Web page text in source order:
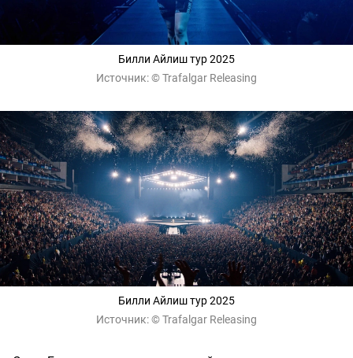
Билли Айлиш тур 2025
Источник:© Trafalgar Releasing
Билли Айлиш тур 2025
Источник:© Trafalgar Releasing